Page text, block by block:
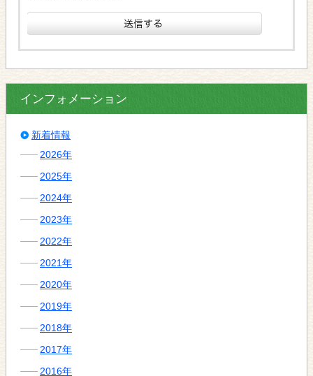
インフォメーション
新着情報
2026年
2025年
2024年
2023年
2022年
2021年
2020年
2019年
2018年
2017年
2016年